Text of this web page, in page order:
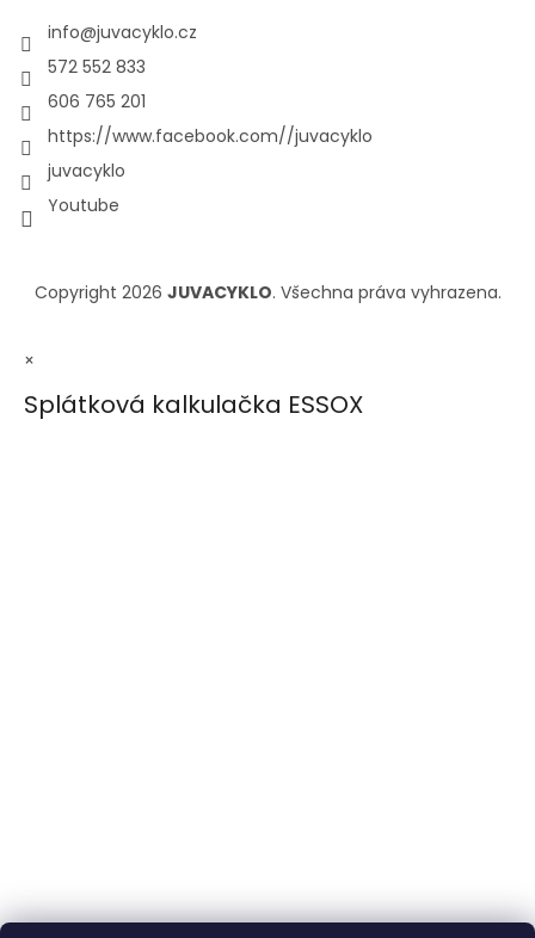
info@juvacyklo.cz
572 552 833
606 765 201
https://www.facebook.com//juvacyklo
juvacyklo
Youtube
Copyright 2026 JUVACYKLO. Všechna práva vyhrazena.
×
Splátková kalkulačka ESSOX